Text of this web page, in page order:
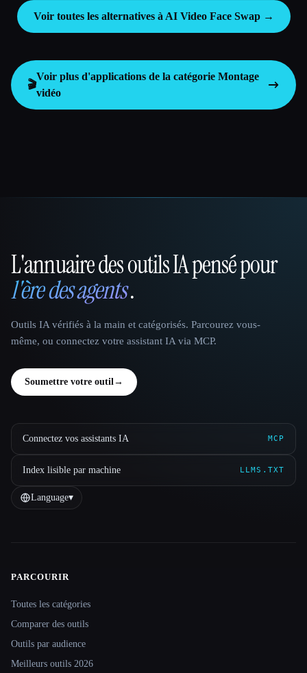
Voir toutes les alternatives à AI Video Face Swap →
🎬
Voir plus d'applications de la catégorie Montage
vidéo
That AI Collection
L'annuaire des outils IA pensé pour
l'ère des agents.
Outils IA vérifiés à la main et catégorisés. Parcourez vous-
même, ou connectez votre assistant IA via MCP.
Soumettre votre outil→
Connectez vos assistants IA MCP
Index lisible par machine LLMS.TXT
Language▾
Site navigation
PARCOURIR
Toutes les catégories
Comparer des outils
Outils par audience
Meilleurs outils 2026